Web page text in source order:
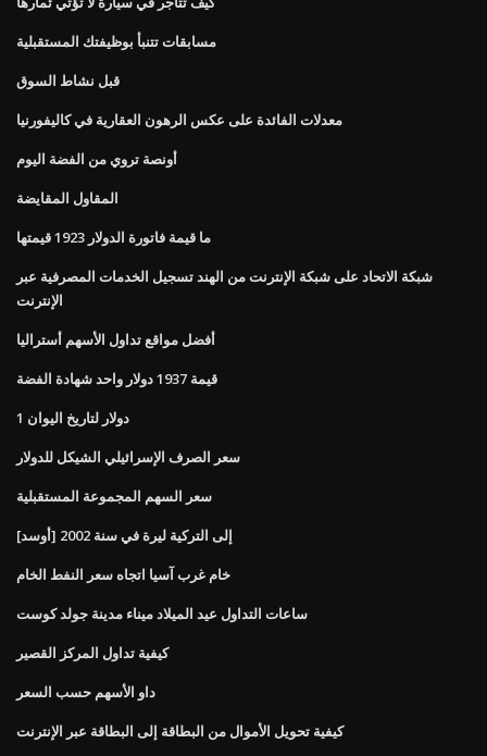
مسابقات تتنبأ بوظيفتك المستقبلية
قبل نشاط السوق
معدلات الفائدة على عكس الرهون العقارية في كاليفورنيا
أونصة تروي من الفضة اليوم
المقاول المقايضة
ما قيمة فاتورة الدولار 1923 قيمتها
شبكة الاتحاد على شبكة الإنترنت من الهند تسجيل الخدمات المصرفية عبر
الإنترنت
أفضل مواقع تداول الأسهم أستراليا
قيمة 1937 دولار واحد شهادة الفضة
1 دولار لتاريخ اليوان
سعر الصرف الإسرائيلي الشيكل للدولار
سعر السهم المجموعة المستقبلية
[أوسد] إلى التركية ليرة في سنة 2002
خام غرب آسيا اتجاه سعر النفط الخام
ساعات التداول عيد الميلاد ميناء مدينة جولد كوست
كيفية تداول المركز القصير
داو الأسهم حسب السعر
كيفية تحويل الأموال من البطاقة إلى البطاقة عبر الإنترنت